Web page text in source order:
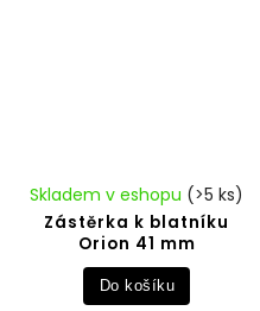
Zástěrka k blatníku
Orion 41 mm
Skladem v eshopu (>5 ks)
Do košíku